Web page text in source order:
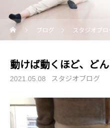
ブログ スタジオブロ
動けば動くほど、ど
2021.05.08 スタジオブログ